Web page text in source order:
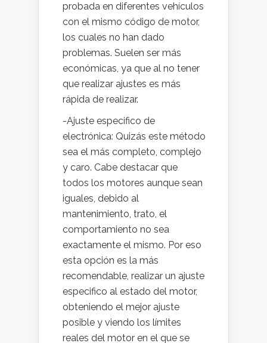
probada en diferentes vehículos
con el mismo código de motor,
los cuales no han dado
problemas. Suelen ser más
económicas, ya que al no tener
que realizar ajustes es más
rápida de realizar.
-Ajuste especifico de
electrónica: Quizás este método
sea el más completo, complejo
y caro. Cabe destacar que
todos los motores aunque sean
iguales, debido al
mantenimiento, trato, el
comportamiento no sea
exactamente el mismo. Por eso
esta opción es la más
recomendable, realizar un ajuste
especifico al estado del motor,
obteniendo el mejor ajuste
posible y viendo los límites
reales del motor en el que se